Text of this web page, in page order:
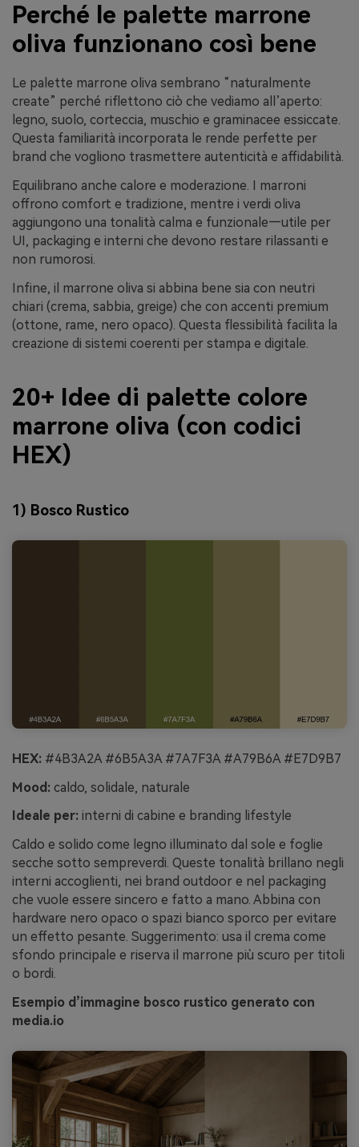
Perché le palette marrone
oliva funzionano così bene
Le palette marrone oliva sembrano “naturalmente
create” perché riflettono ciò che vediamo all’aperto:
legno, suolo, corteccia, muschio e graminacee essiccate.
Questa familiarità incorporata le rende perfette per
brand che vogliono trasmettere autenticità e affidabilità.
Equilibrano anche calore e moderazione. I marroni
offrono comfort e tradizione, mentre i verdi oliva
aggiungono una tonalità calma e funzionale—utile per
UI, packaging e interni che devono restare rilassanti e
non rumorosi.
Infine, il marrone oliva si abbina bene sia con neutri
chiari (crema, sabbia, greige) che con accenti premium
(ottone, rame, nero opaco). Questa flessibilità facilita la
creazione di sistemi coerenti per stampa e digitale.
20+ Idee di palette colore
marrone oliva (con codici
HEX)
1) Bosco Rustico
HEX: #4B3A2A #6B5A3A #7A7F3A #A79B6A #E7D9B7
Mood: caldo, solidale, naturale
Ideale per: interni di cabine e branding lifestyle
Caldo e solido come legno illuminato dal sole e foglie
secche sotto sempreverdi. Queste tonalità brillano negli
interni accoglienti, nei brand outdoor e nel packaging
che vuole essere sincero e fatto a mano. Abbina con
hardware nero opaco o spazi bianco sporco per evitare
un effetto pesante. Suggerimento: usa il crema come
sfondo principale e riserva il marrone più scuro per titoli
o bordi.
Esempio d’immagine bosco rustico generato con
media.io